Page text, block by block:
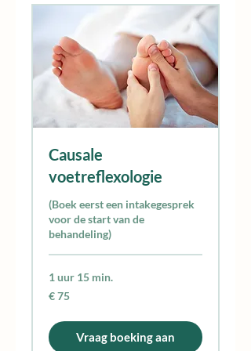
Causale
voetreflexologie
(Boek eerst een intakegesprek
voor de start van de
behandeling)
1 uur 15 min.
75
euro
€ 75
Vraag boeking aan